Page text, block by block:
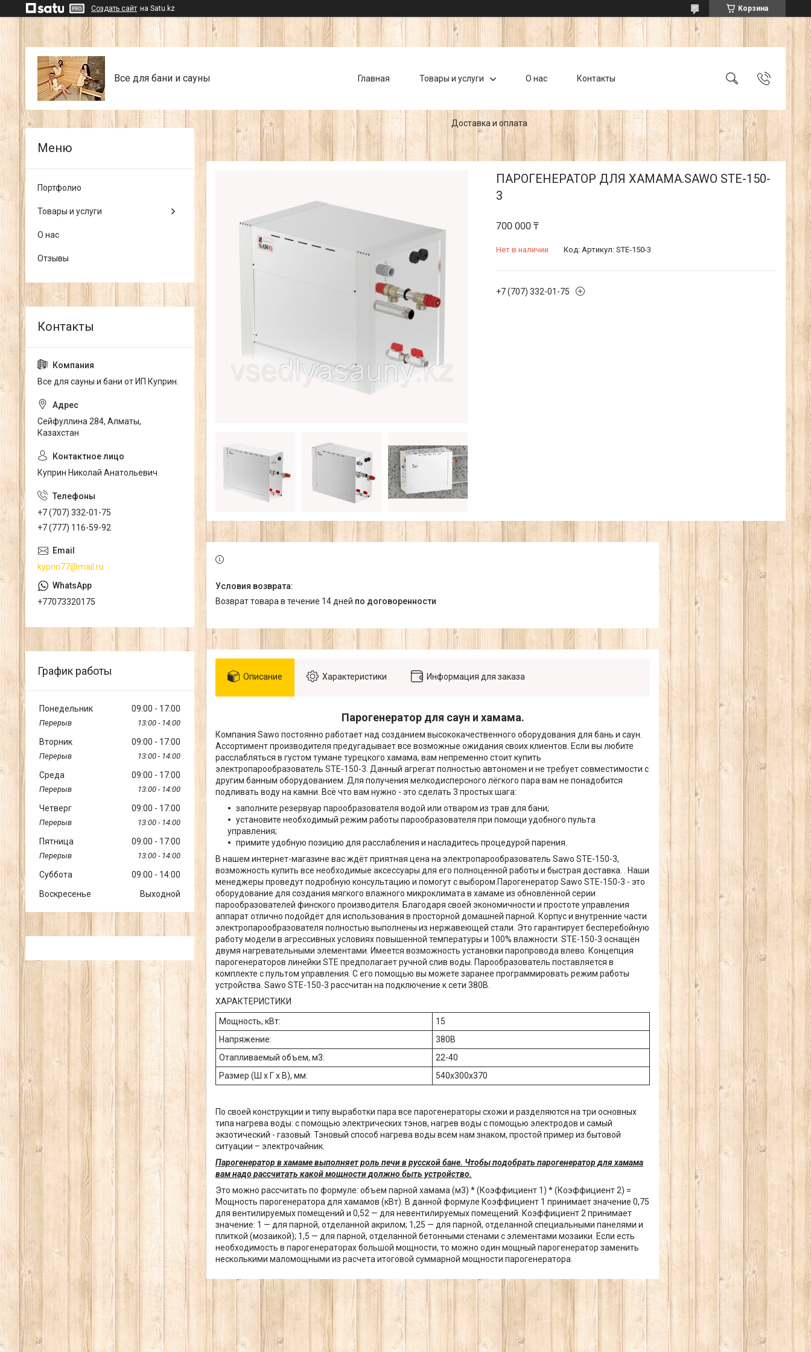
Создать сайт на Satu.kz Корзина
Все для бани и сауны Главная Товары и услуги О нас Контакты
Доставка и оплата
ПАРОГЕНЕРАТОР ДЛЯ ХАМАМА.SAWO STE-150-
3
700 000 ₸
Нет в наличии Код: Артикул: STE-150-3
+7 (707) 332-01-75
возврат товара в течение 14 дней по договоренности
Описание Характеристики Информация для заказа
Парогенератор для саун и хамама.
Компания Sawo постоянно работает над созданием высококачественного оборудования для бань и саун.
Ассортимент производителя предугадывает все возможные ожидания своих клиентов. Если вы любите
расслабляться в густом тумане турецкого хамама, вам непременно стоит купить
электропарообразователь STE-150-3. Данный агрегат полностью автономен и не требует совместимости с
другим банным оборудованием. Для получения мелкодисперсного лёгкого пара вам не понадобится
подливать воду на камни. Всё что вам нужно - это сделать 3 простых шага:
заполните резервуар парообразователя водой или отваром из трав для бани;
установите необходимый режим работы парообразователя при помощи удобного пульта
управления;
примите удобную позицию для расслабления и насладитесь процедурой парения.
В нашем интернет-магазине вас ждёт приятная цена на электропарообразователь Sawo STE-150-3,
возможность купить все необходимые аксессуары для его полноценной работы и быстрая доставка. . Наши
менеджеры проведут подробную консультацию и помогут с выбором.Парогенератор Sawo STE-150-3 - это
оборудование для создания мягкого влажного микроклимата в хамаме из обновлённой серии
парообразователей финского производителя. Благодаря своей экономичности и простоте управления
аппарат отлично подойдёт для использования в просторной домашней парной. Корпус и внутренние части
электропарообразователя полностью выполнены из нержавеющей стали. Это гарантирует бесперебойную
работу модели в агрессивных условиях повышенной температуры и 100% влажности. STE-150-3 оснащён
двумя нагревательными элементами. Имеется возможность установки паропровода влево. Концепция
парогенераторов линейки STE предполагает ручной слив воды. Парообразователь поставляется в
комплекте с пультом управления. С его помощью вы можете заранее программировать режим работы
устройства. Sawo STE-150-3 рассчитан на подключение к сети 380В.
ХАРАКТЕРИСТИКИ
Мощность, кВт:
15
Напряжение:
380В
Отапливаемый объем, м3:
22-40
Размер (Ш x Г x В), мм:
540x300x370
По своей конструкции и типу выработки пара все парогенераторы схожи и разделяются на три основных
типа нагрева воды: с помощью электрических тэнов, нагрев воды с помощью электродов и самый
экзотический - газовый. Тэновый способ нагрева воды всем нам знаком, простой пример из бытовой
ситуации – электрочайник.
Парогенератор в хамаме выполняет роль печи в русской бане. Чтобы подобрать парогенератор для хамама
вам надо рассчитать какой мощности должно быть устройство.
Это можно рассчитать по формуле: объем парной хамама (м3) * (Коэффициент 1) * (Коэффициент 2) =
Мощность парогенератора для хамамов (кВт). В данной формуле Коэффициент 1 принимает значение 0,75
для вентилируемых помещений и 0,52 — для невентилируемых помещений. Коэффициент 2 принимает
значение: 1 — для парной, отделанной акрилом; 1,25 — для парной, отделанной специальными панелями и
плиткой (мозаикой); 1,5 — для парной, отделанной бетонными стенами с элементами мозаики. Если есть
необходимость в парогенераторах большой мощности, то можно один мощный парогенератор заменить
несколькими маломощными из расчета итоговой суммарной мощности парогенератора.
Портфолио
Товары и услуги
О нас
Отзывы
Все для сауны и бани от ИП Куприн.
Сейфуллина 284, Алматы,
Казахстан
Куприн Николай Анатольевич
+7 (707) 332-01-75
+7 (777) 116-59-92
kyprin77@mail.ru
+77073320175
График работы
Понедельник 09:00 17:00
13:00 14:00
Вторник 09:00 17:00
13:00 14:00
Среда 09:00 17:00
13:00 14:00
Четверг 09:00 17:00
13:00 14:00
Пятница 09:00 17:00
13:00 14:00
Суббота 09:00
14:00
Воскресенье
Выходной